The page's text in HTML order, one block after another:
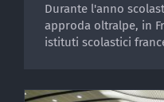
Durante l'anno
approda oltralpe, in
istituti scolastici